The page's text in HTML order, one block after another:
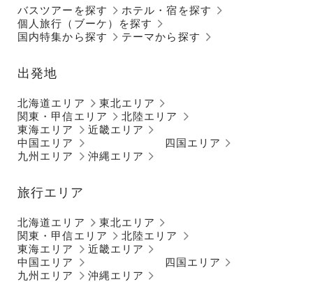
バスツアーを探す
個人旅行（ブーケ）を探す
ホテル・宿を探す
国内特集から探す テーマから探す
出発地
北海道エリア
東北エリア
関東・甲信エリア
北陸エリア
東海エリア
近畿エリア
中国エリア
四国エリア
九州エリア
沖縄エリア
旅行エリア
北海道エリア
東北エリア
関東・甲信エリア
北陸エリア
東海エリア
近畿エリア
中国エリア
四国エリア
九州エリア
沖縄エリア